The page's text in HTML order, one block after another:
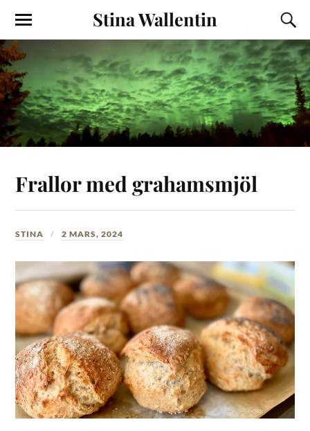
Stina Wallentin
Frallor med grahamsmjöl
STINA 2 MARS, 2024